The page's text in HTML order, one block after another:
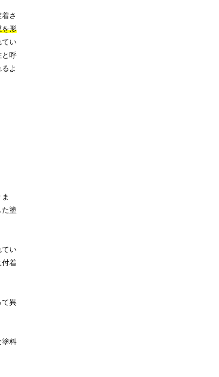
さ
を形
てい
と呼
よ
た塗
てい
付着
て異
塗料